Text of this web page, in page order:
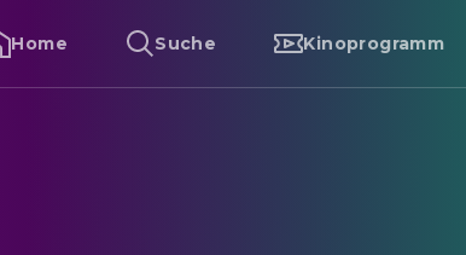
Home Suche Kinoprogramm